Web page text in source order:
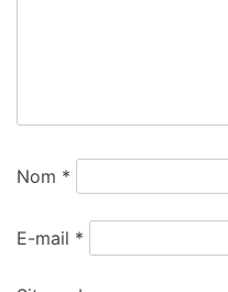
Nom *
E-mail *